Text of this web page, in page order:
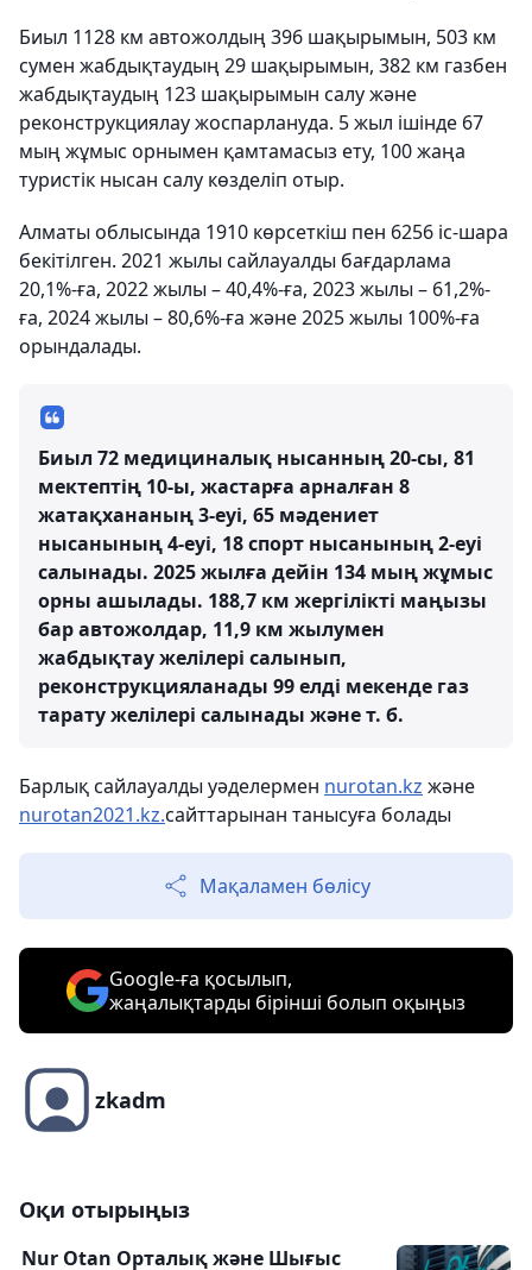
Биыл 1128 км автожолдың 396 шақырымын, 503 км
сумен жабдықтаудың 29 шақырымын, 382 км газбен
жабдықтаудың 123 шақырымын салу және
реконструкциялау жоспарлануда. 5 жыл ішінде 67
мың жұмыс орнымен қамтамасыз ету, 100 жаңа
туристік нысан салу көзделіп отыр.
Алматы облысында 1910 көрсеткіш пен 6256 іс-шара
бекітілген. 2021 жылы сайлауалды бағдарлама
20,1%-ға, 2022 жылы – 40,4%-ға, 2023 жылы – 61,2%-
ға, 2024 жылы – 80,6%-ға және 2025 жылы 100%-ға
орындалады.
Биыл 72 медициналық нысанның 20-сы, 81
мектептің 10-ы, жастарға арналған 8
жатақхананың 3-еуі, 65 мәдениет
нысанының 4-еуі, 18 спорт нысанының 2-еуі
салынады. 2025 жылға дейін 134 мың жұмыс
орны ашылады. 188,7 км жергілікті маңызы
бар автожолдар, 11,9 км жылумен
жабдықтау желілері салынып,
реконструкцияланады 99 елді мекенде газ
тарату желілері салынады және т. б.
Барлық сайлауалды уәделермен nurotan.kz және
nurotan2021.kz.сайттарынан танысуға болады
Мақаламен бөлісу
Google-ға қосылып,
жаңалықтарды бірінші болып оқыңыз
zkadm
Оқи отырыңыз
Nur Otan Орталық және Шығыс